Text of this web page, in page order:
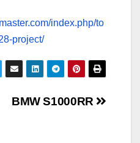
index.php/to
project/
BMW S1000RR